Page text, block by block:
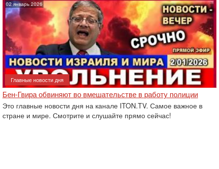
02 январь 2026
Главные новости дня
Бен-Гвира обвиняют во вмешательстве в работу полиции
Это главные новости дня на канале ITON.TV. Самое важное в
стране и мире. Смотрите и слушайте прямо сейчас!